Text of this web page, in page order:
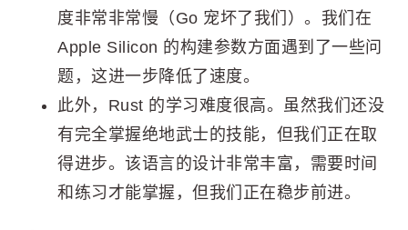
度非常非常慢（Go 宠坏了我们）。我们在
Apple Silicon 的构建参数方面遇到了一些问
题，这进一步降低了速度。
此外，Rust 的学习难度很高。虽然我们还没
有完全掌握绝地武士的技能，但我们正在取
得进步。该语言的设计非常丰富，需要时间
和练习才能掌握，但我们正在稳步前进。